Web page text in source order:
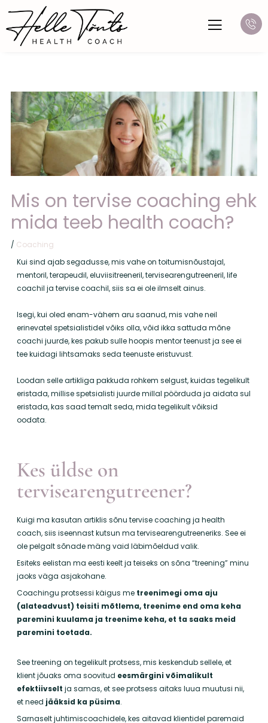
content
Mis on tervise coaching ehk
mida teeb health coach?
/ Coaching
Kui sind ajab segadusse, mis vahe on toitumisnõustajal,
mentoril, terapeudil, eluviisitreeneril, tervisearengutreeneril, life
coachil ja tervise coachil, siis sa ei ole ilmselt ainus.
Isegi, kui oled enam-vähem aru saanud, mis vahe neil
erinevatel spetsialistidel võiks olla, võid ikka sattuda mõne
coachi juurde, kes pakub sulle hoopis mentor teenust ja see ei
tee kuidagi lihtsamaks seda teenuste eristuvust.
Loodan selle artikliga pakkuda rohkem selgust, kuidas tegelikult
eristada, millise spetsialisti juurde millal pöörduda ja aidata sul
eristada, kas saad temalt seda, mida tegelikult võiksid
oodata.
Kes üldse on
tervisearengutreener?
Kuigi ma kasutan artiklis sõnu tervise coaching ja health
coach, siis iseennast kutsun ma tervisearengutreeneriks. See ei
ole pelgalt sõnade mäng vaid läbimõeldud valik.
Esiteks eelistan ma eesti keelt ja teiseks on sõna “treening” minu
jaoks väga asjakohane.
Coachingu protsessi käigus me treenimegi oma aju
(alateadvust) teisiti mõtlema, treenime end oma keha
paremini kuulama ja treenime keha, et ta saaks meid
paremini toetada.
See treening on tegelikult protsess, mis keskendub sellele, et
klient jõuaks oma soovitud eesmärgini võimalikult
efektiivseltja samas, et see protsess aitaks luua muutusi nii,
et need jääksid ka püsima.
Sarnaselt juhtimiscoachidele, kes aitavad klientidel paremaid